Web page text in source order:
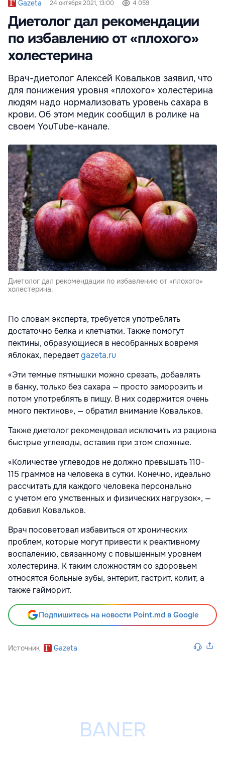
Gazeta 24 октября 2021, 13:00 4 059
Диетолог дал рекомендации
по избавлению от «плохого»
холестерина
Врач-диетолог Алексей Ковальков заявил, что
для понижения уровня «плохого» холестерина
людям надо нормализовать уровень сахара в
крови. Об этом медик сообщил в ролике на
своем YouTube-канале.
Диетолог дал рекомендации по избавлению от «плохого»
холестерина.
По словам эксперта, требуется употреблять
достаточно белка и клетчатки. Также помогут
пектины, образующиеся в несобранных вовремя
яблоках, передаетgazeta.ru
«Эти темные пятнышки можно срезать, добавлять
в банку, только без сахара — просто заморозить и
потом употреблять в пищу. В них содержится очень
много пектинов», — обратил внимание Ковальков.
Также диетолог рекомендовал исключить из рациона
быстрые углеводы, оставив при этом сложные.
«Количестве углеводов не должно превышать 110-
115 граммов на человека в сутки. Конечно, идеально
рассчитать для каждого человека персонально
с учетом его умственных и физических нагрузок», —
добавил Ковальков.
Врач посоветовал избавиться от хронических
проблем, которые могут привести к реактивному
воспалению, связанному с повышенным уровнем
холестерина. К таким сложностям со здоровьем
относятся больные зубы, энтерит, гастрит, колит, а
также гайморит.
Подпишитесь на новости Point.md в Google
Источник Gazeta